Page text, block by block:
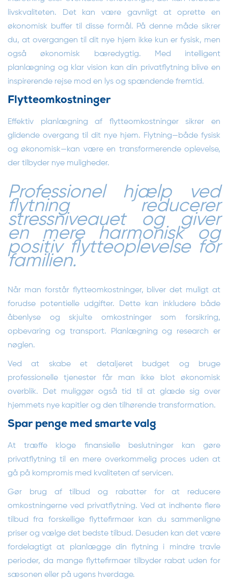
livskvaliteten. Det kan være gavnligt at oprette en
økonomisk buffer til disse formål. På denne måde sikrer
du, at overgangen til dit nye hjem ikke kun er fysisk, men
også økonomisk bæredygtig. Med intelligent
planlægning og klar vision kan din privatflytning blive en
inspirerende rejse mod en lys og spændende fremtid.
Flytteomkostninger
Effektiv planlægning af flytteomkostninger sikrer en
glidende overgang til dit nye hjem. Flytning—både fysisk
og økonomisk—kan være en transformerende oplevelse,
der tilbyder nye muligheder.
Professionel hjælp ved
flytning reducerer
stressniveauet og giver
en mere harmonisk og
positiv flytteoplevelse for
familien.
Når man forstår flytteomkostninger, bliver det muligt at
forudse potentielle udgifter. Dette kan inkludere både
åbenlyse og skjulte omkostninger som forsikring,
opbevaring og transport. Planlægning og research er
nøglen.
Ved at skabe et detaljeret budget og bruge
professionelle tjenester får man ikke blot økonomisk
overblik. Det muliggør også tid til at glæde sig over
hjemmets nye kapitler og den tilhørende transformation.
Spar penge med smarte valg
At træffe kloge finansielle beslutninger kan gøre
privatflytning til en mere overkommelig proces uden at
gå på kompromis med kvaliteten af servicen.
Gør brug af tilbud og rabatter for at reducere
omkostningerne ved privatflytning. Ved at indhente flere
tilbud fra forskellige flyttefirmaer kan du sammenligne
priser og vælge det bedste tilbud. Desuden kan det være
fordelagtigt at planlægge din flytning i mindre travle
perioder, da mange flyttefirmaer tilbyder rabat uden for
sæsonen eller på ugens hverdage.